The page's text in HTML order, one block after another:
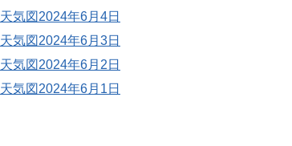
気図2024年6月4日
気図2024年6月3日
気図2024年6月2日
気図2024年6月1日